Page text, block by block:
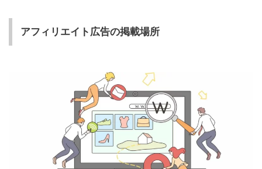
アフィリエイト広告の掲載場所